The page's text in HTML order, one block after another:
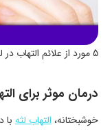
5 مورد از علائم التهاب در لثه را در قسمت فوق می توانید ببینید.
درمان موثر برای
خوشبختانه،التهاب لثه